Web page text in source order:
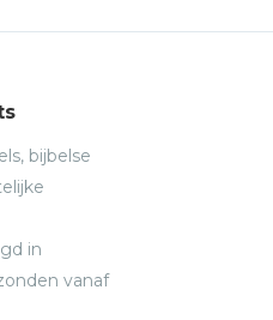
bijbelse
in
vanaf